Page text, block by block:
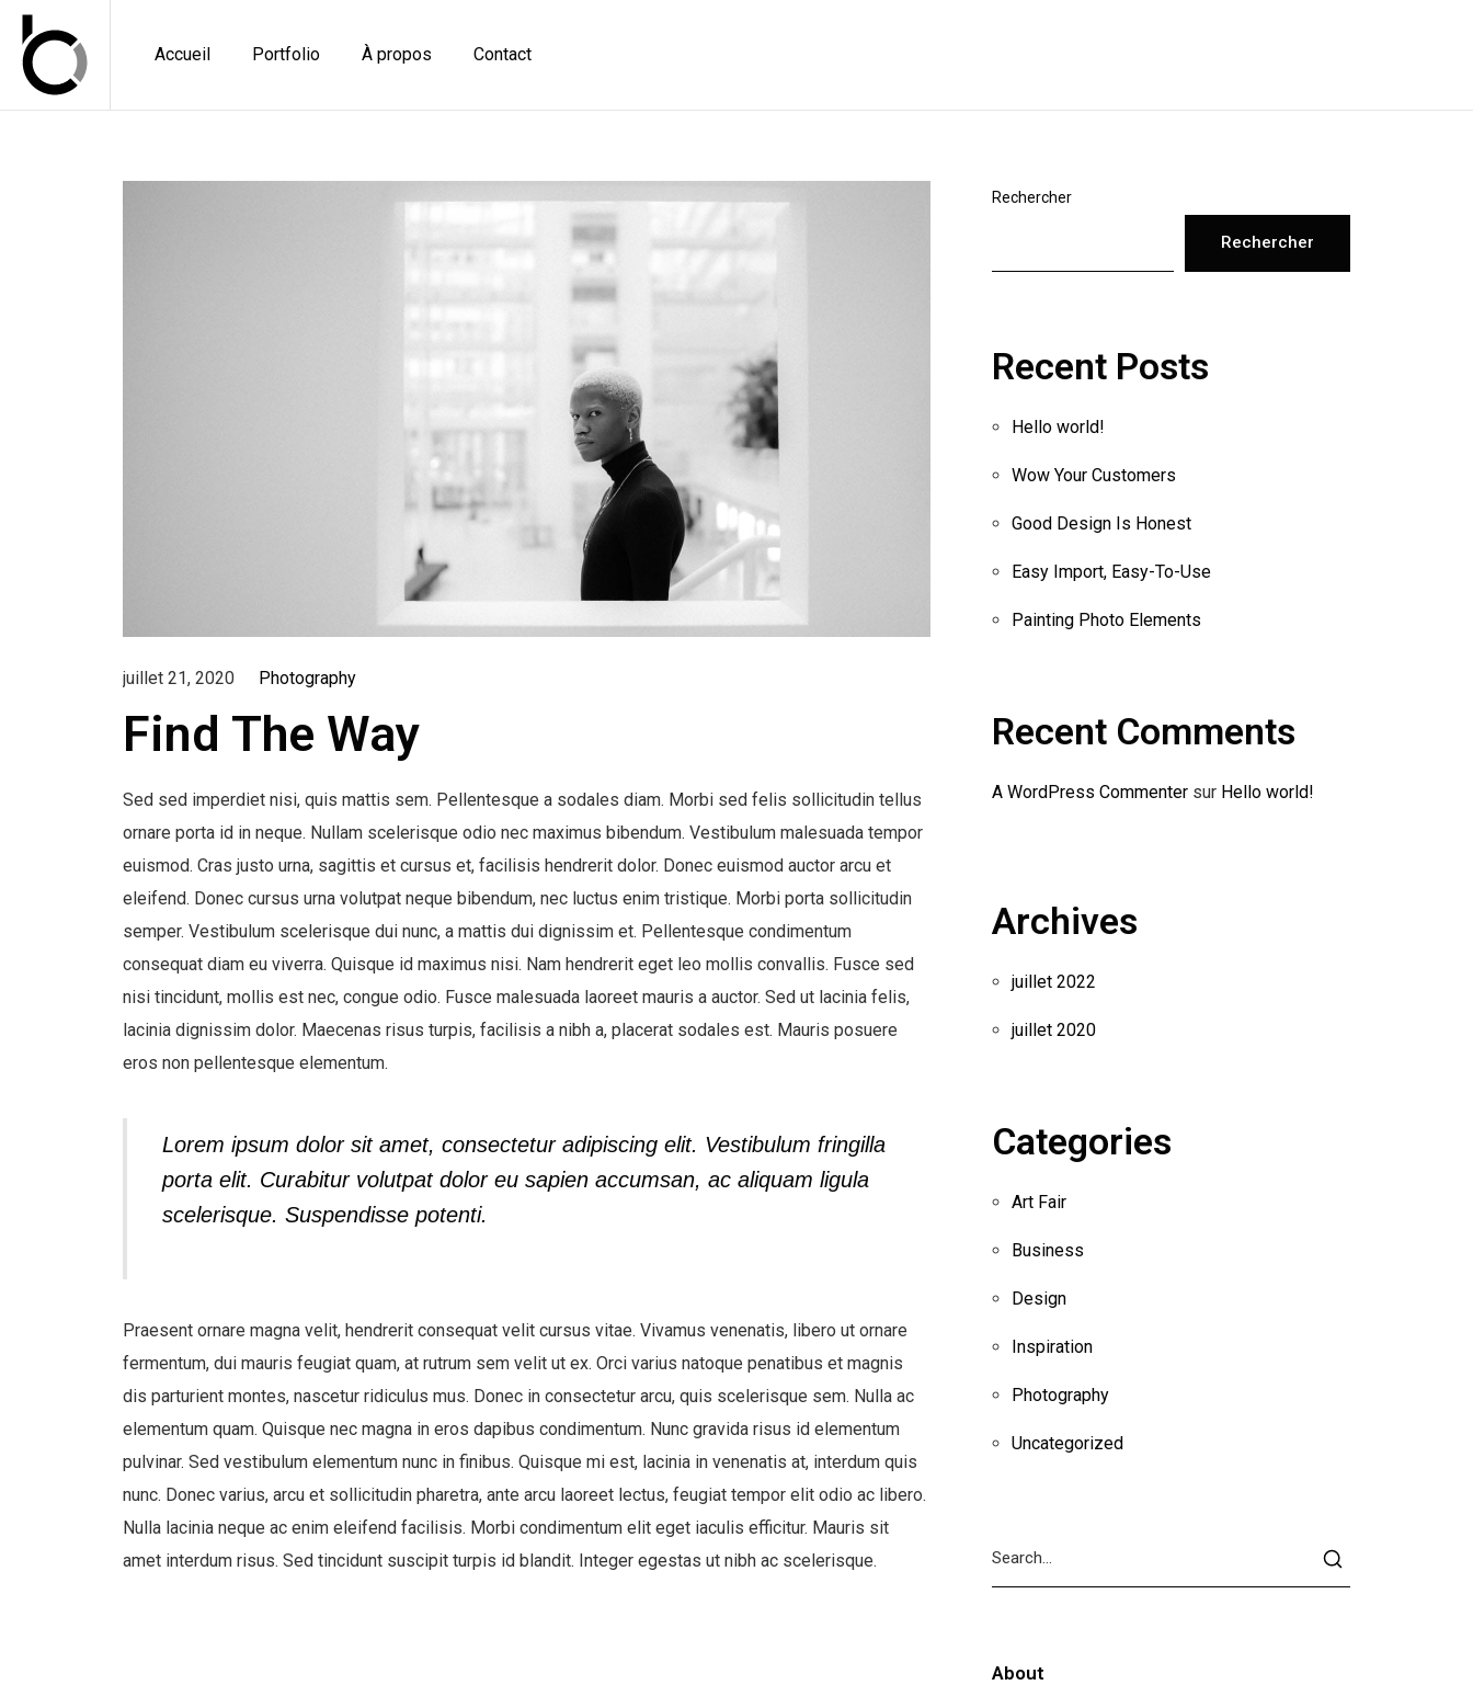
Accueil Portfolio À propos Contact
juillet 21, 2020 Photography
Find The Way
Sed sed imperdiet nisi, quis mattis sem. Pellentesque a sodales diam. Morbi sed felis sollicitudin tellus
ornare porta id in neque. Nullam scelerisque odio nec maximus bibendum. Vestibulum malesuada tempor
euismod. Cras justo urna, sagittis et cursus et, facilisis hendrerit dolor. Donec euismod auctor arcu et
eleifend. Donec cursus urna volutpat neque bibendum, nec luctus enim tristique. Morbi porta sollicitudin
semper. Vestibulum scelerisque dui nunc, a mattis dui dignissim et. Pellentesque condimentum
consequat diam eu viverra. Quisque id maximus nisi. Nam hendrerit eget leo mollis convallis. Fusce sed
nisi tincidunt, mollis est nec, congue odio. Fusce malesuada laoreet mauris a auctor. Sed ut lacinia felis,
lacinia dignissim dolor. Maecenas risus turpis, facilisis a nibh a, placerat sodales est. Mauris posuere
eros non pellentesque elementum.
Lorem ipsum dolor sit amet, consectetur adipiscing elit. Vestibulum fringilla
porta elit. Curabitur volutpat dolor eu sapien accumsan, ac aliquam ligula
scelerisque. Suspendisse potenti.
Praesent ornare magna velit, hendrerit consequat velit cursus vitae. Vivamus venenatis, libero ut ornare
fermentum, dui mauris feugiat quam, at rutrum sem velit ut ex. Orci varius natoque penatibus et magnis
dis parturient montes, nascetur ridiculus mus. Donec in consectetur arcu, quis scelerisque sem. Nulla ac
elementum quam. Quisque nec magna in eros dapibus condimentum. Nunc gravida risus id elementum
pulvinar. Sed vestibulum elementum nunc in finibus. Quisque mi est, lacinia in venenatis at, interdum quis
nunc. Donec varius, arcu et sollicitudin pharetra, ante arcu laoreet lectus, feugiat tempor elit odio ac libero.
Nulla lacinia neque ac enim eleifend facilisis. Morbi condimentum elit eget iaculis efficitur. Mauris sit
amet interdum risus. Sed tincidunt suscipit turpis id blandit. Integer egestas ut nibh ac scelerisque.
Rechercher
Rechercher
Recent Posts
Hello world!
Wow Your Customers
Good Design Is Honest
Easy Import, Easy-To-Use
Painting Photo Elements
Recent Comments
A WordPress Commentersur Hello world!
Archives
juillet 2022
juillet 2020
Categories
Art Fair
Business
Design
Inspiration
Photography
Uncategorized
About